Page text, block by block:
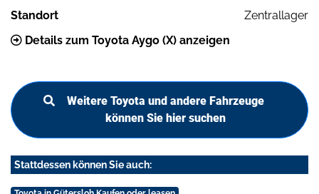
Standort
Zentrallager
Details zum Toyota Aygo (X) anzeigen
Weitere Toyota und andere Fahrzeuge
können Sie hier suchen
Stattdessen können Sie auch: